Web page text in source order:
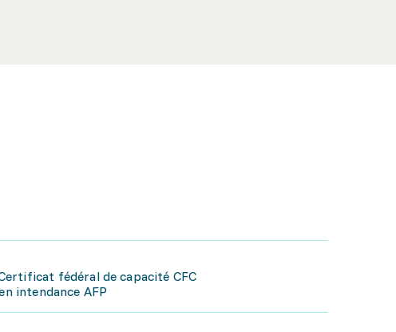
fédéral de capacité CFC
intendance AFP